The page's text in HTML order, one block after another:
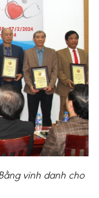
vinh danh cho